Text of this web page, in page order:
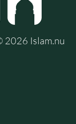
2026 Islam.nu